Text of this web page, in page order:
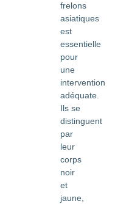
frelons
asiatiques
est
essentielle
pour
une
intervention
adéquate.
Ils se
distinguent
par
leur
corps
noir
et
jaune,